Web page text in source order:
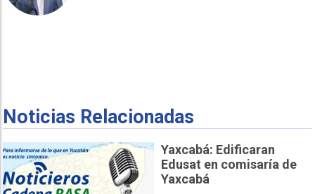
Noticias Relacionadas
Yaxcabá: Edificaran
Edusat en comisaría de
Yaxcabá